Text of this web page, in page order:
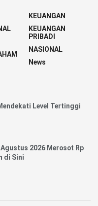
KEUANGAN
KEUANGAN
PRIBADI
NASIONAL
News
Level Tertinggi
2026 Merosot Rp
di Sini